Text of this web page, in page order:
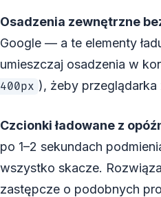
Osadzenia zewnętrzne
Google — a te elementy
umieszczaj osadzenia w
400px ), żeby przeglądarka
Czcionki ładowane z
po 1–2 sekundach
wszystko skacze.
zastępcze o podobnych